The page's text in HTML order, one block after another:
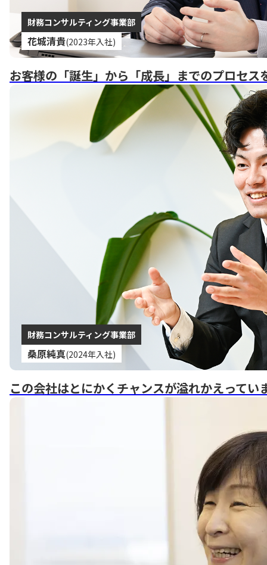
財務コンサルティング事業部
花城清貴(2023年入社)
お客様の「誕生」から「成長」までのプロセス
財務コンサルティング事業部
桑原純真(2024年入社)
この会社はとにかくチャンスが溢れかえってい